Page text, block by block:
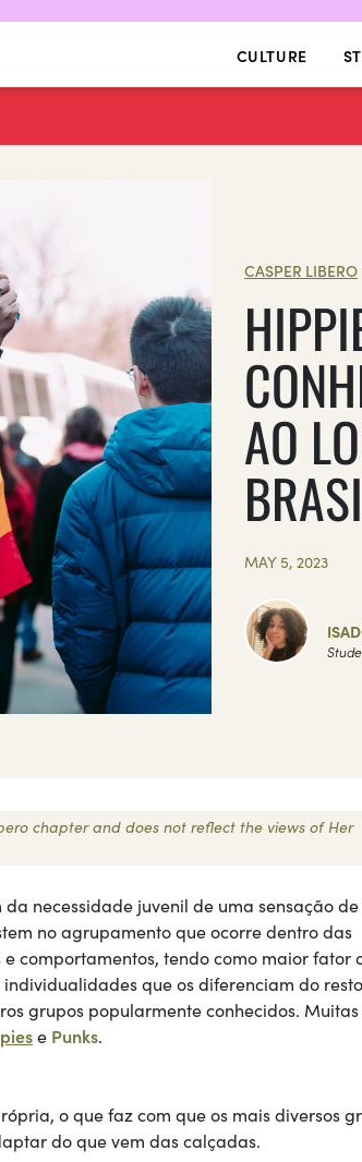
CULTURE
CASPER LIBERO
AO
MAY 5, 2023
chapter and does not reflect the views of Her
necessidade juvenil de uma sensação de
no agrupamento que ocorre dentro das
comportamentos, tendo como maior fator
que os diferenciam do
grupos popularmente conhecidos. Muitas
e Punks.
o que faz com que os mais diversos
do que vem das calçadas.